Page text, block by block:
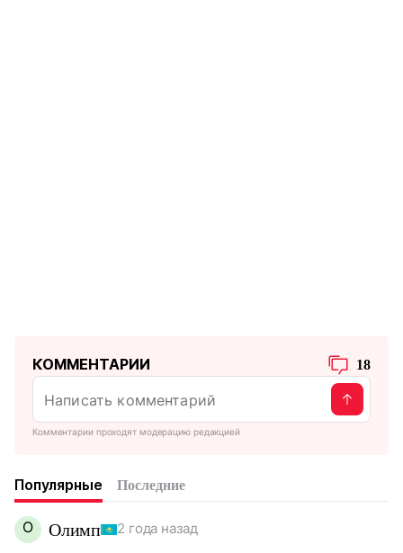
КОММЕНТАРИИ 18
Комментарии проходят модерацию редакцией
Популярные Последние
О Олимп 2 года назад